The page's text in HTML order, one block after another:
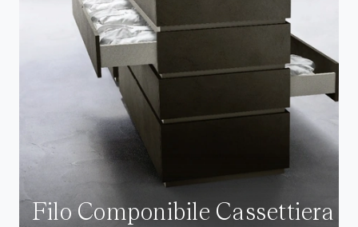
Filo Componibile Cassettiera